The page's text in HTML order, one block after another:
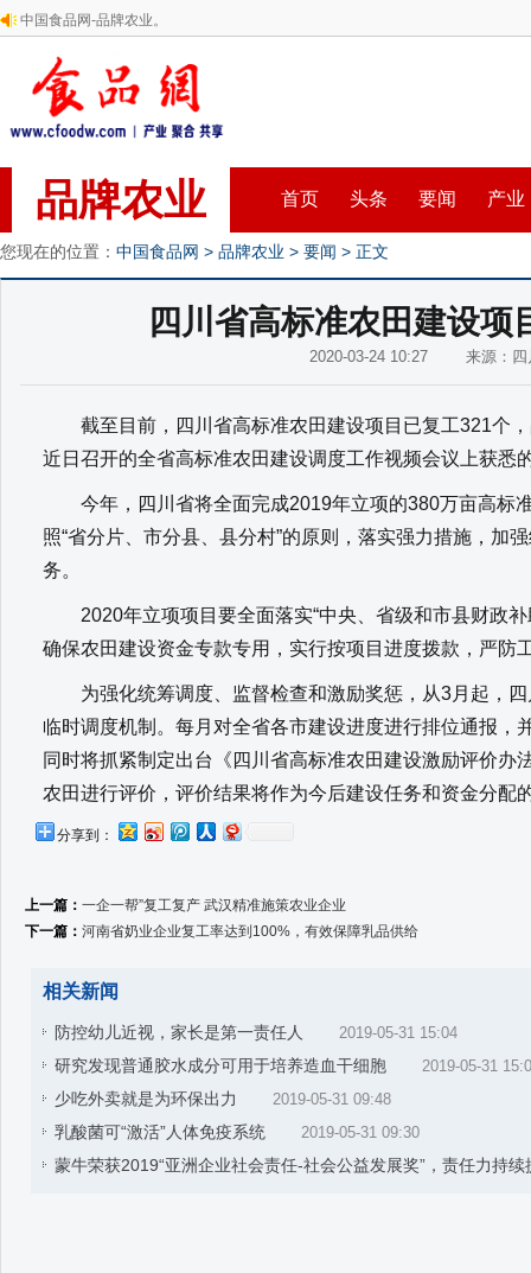
中国食品网-品牌农业。
品牌农业 首页 头条 要闻 产业
您现在的位置： 中国食品网 > 品牌农业 > 要闻 > 正文
四川省高标准农田建设项
2020-03-24 10:27 来源：四
截至目前，四川省高标准农田建设项目已复工321个，
近日召开的全省高标准农田建设调度工作视频会议上获悉
今年，四川省将全面完成2019年立项的380万亩高标
照“省分片、市分县、县分村”的原则，落实强力措施，加
务。
2020年立项项目要全面落实“中央、省级和市县财政补
确保农田建设资金专款专用，实行按项目进度拨款，严防
为强化统筹调度、监督检查和激励奖惩，从3月起，四
临时调度机制。每月对全省各市建设进度进行排位通报，
同时将抓紧制定出台《四川省高标准农田建设激励评价办
农田进行评价，评价结果将作为今后建设任务和资金分
分享到：
上一篇： 一企一帮”复工复产 武汉精准施策农业企业
下一篇： 河南省奶业企业复工率达到100%，有效保障乳品供给
相关新闻
防控幼儿近视，家长是第一责任人 2019-05-31 15:04
研究发现普通胶水成分可用于培养造血干细胞 2019-05-31
少吃外卖就是为环保出力 2019-05-31 09:48
乳酸菌可“激活”人体免疫系统 2019-05-31 09:30
蒙牛荣获2019“亚洲企业社会责任-社会公益发展奖”，责任力持续